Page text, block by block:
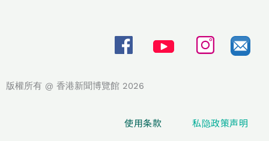
版權所有 @ 香港新聞博覽館 2026
使用条款 私隐政策声明